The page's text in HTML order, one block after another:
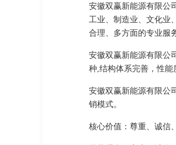
安徽双赢新能源有限公
工业、制造业、文化业
合理、多方面的专业服
安徽双赢新能源有限公
种,结构体系完善，性能
安徽双赢新能源有限公
销模式。
核心价值：尊重、诚信